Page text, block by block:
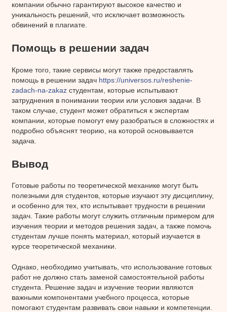
компании обычно гарантируют высокое качество и
уникальность решений, что исключает возможность
обвинений в плагиате.
Помощь в решении задач
Кроме того, такие сервисы могут также предоставлять
помощь в решении задач https://universos.ru/reshenie-
zadach-na-zakazстудентам, которые испытывают
затруднения в понимании теории или условия задачи. В
таком случае, студент может обратиться к экспертам
компании, которые помогут ему разобраться в сложностях и
подробно объяснят теорию, на которой основывается
задача.
Вывод
Готовые работы по теоретической механике могут быть
полезными для студентов, которые изучают эту дисциплину,
и особенно для тех, кто испытывает трудности в решении
задач. Такие работы могут служить отличным примером для
изучения теории и методов решения задач, а также помочь
студентам лучше понять материал, который изучается в
курсе теоретической механики.
Однако, необходимо учитывать, что использование готовых
работ не должно стать заменой самостоятельной работы
студента. Решение задач и изучение теории являются
важными компонентами учебного процесса, которые
помогают студентам развивать свои навыки и компетенции.